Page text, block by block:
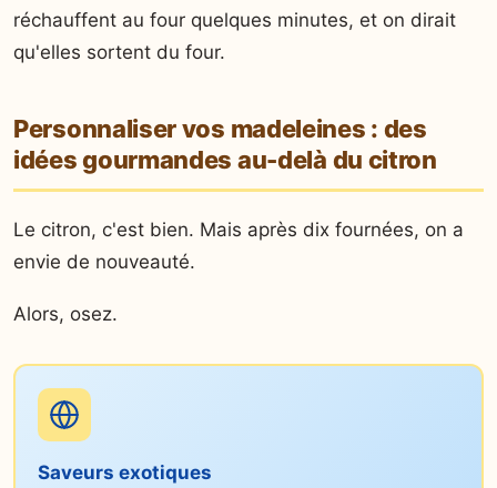
réchauffent au four quelques minutes, et on dirait
qu'elles sortent du four.
Personnaliser vos madeleines : des
idées gourmandes au-delà du citron
Le citron, c'est bien. Mais après dix fournées, on a
envie de nouveauté.
Alors, osez.
Saveurs exotiques